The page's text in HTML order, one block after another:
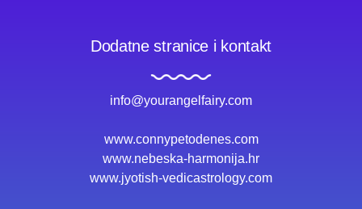
Dodatne stranice i kontakt
info@yourangelfairy.com
www.connypetodenes.com
www.nebeska-harmonija.hr
www.jyotish-vedicastrology.com